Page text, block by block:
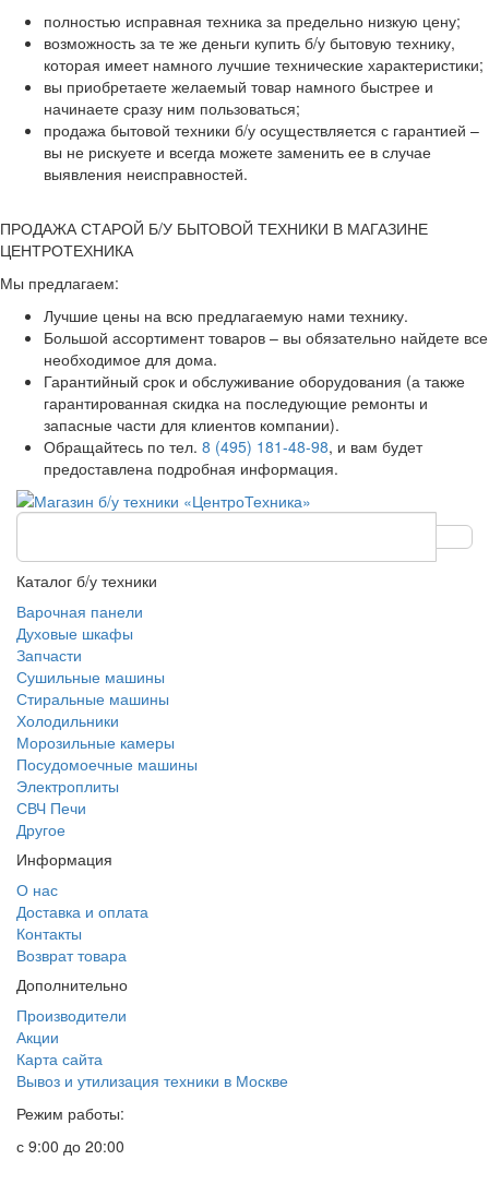
полностью исправная техника за предельно низкую цену;
возможность за те же деньги купить б/у бытовую технику,
которая имеет намного лучшие технические характеристики;
вы приобретаете желаемый товар намного быстрее и
начинаете сразу ним пользоваться;
продажа бытовой техники б/у осуществляется с гарантией –
вы не рискуете и всегда можете заменить ее в случае
выявления неисправностей.
ПРОДАЖА СТАРОЙ Б/У БЫТОВОЙ ТЕХНИКИ В МАГАЗИНЕ
ЦЕНТРОТЕХНИКА
Мы предлагаем:
Лучшие цены на всю предлагаемую нами технику.
Большой ассортимент товаров – вы обязательно найдете все
необходимое для дома.
Гарантийный срок и обслуживание оборудования (а также
гарантированная скидка на последующие ремонты и
запасные части для клиентов компании).
Обращайтесь по тел. 8 (495) 181-48-98, и вам будет
предоставлена подробная информация.
Каталог б/у техники
Варочная панели
Духовые шкафы
Запчасти
Сушильные машины
Стиральные машины
Холодильники
Морозильные камеры
Посудомоечные машины
Электроплиты
СВЧ Печи
Другое
Информация
О нас
Доставка и оплата
Контакты
Возврат товара
Дополнительно
Производители
Акции
Карта сайта
Вывоз и утилизация техники в Москве
Режим работы:
с 9:00 до 20:00